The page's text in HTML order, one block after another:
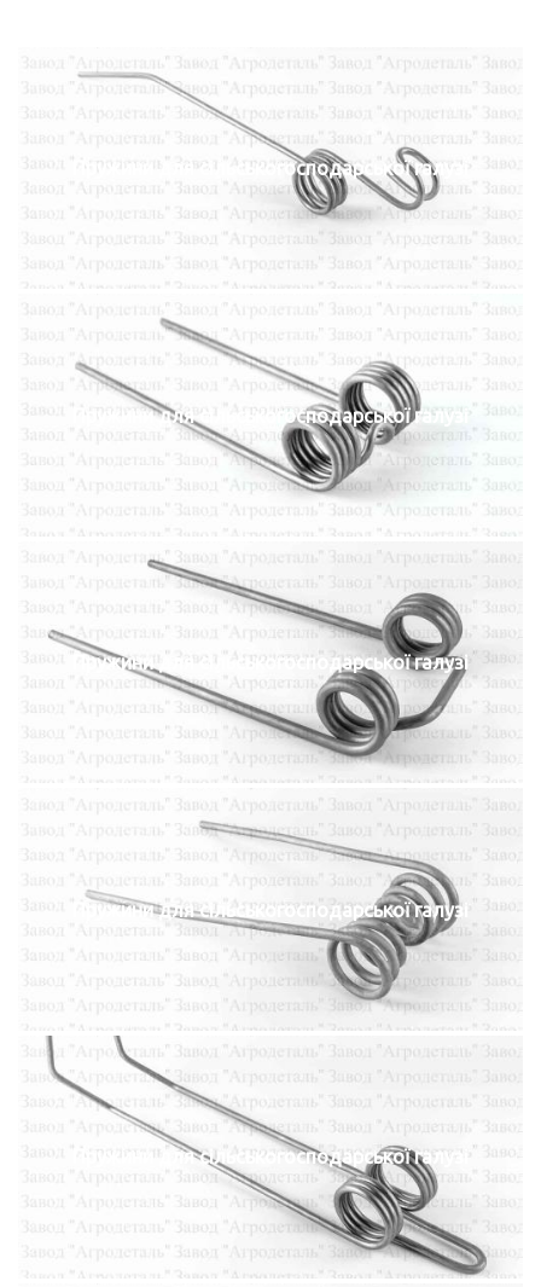
Пружини для сільськогосподарської галузі
Пружини для сільськогосподарської галузі
Пружини для сільськогосподарської галузі
Пружини для сільськогосподарської галузі
Пружини для сільськогосподарської галузі